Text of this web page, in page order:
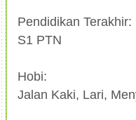
Pendidikan Terakhir:
S1 PTN
Hobi:
Jalan Kaki, Lari,